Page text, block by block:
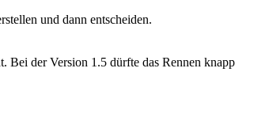
und dann entscheiden.
Bei der Version 1.5 dürfte das Rennen knapp